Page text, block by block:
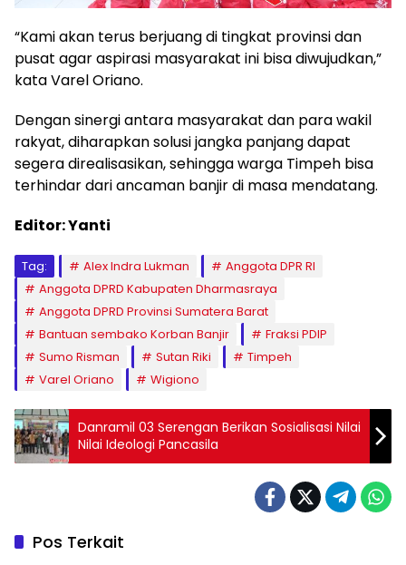
“Kami akan terus berjuang di tingkat provinsi dan
pusat agar aspirasi masyarakat ini bisa diwujudkan,”
kata Varel Oriano.
Dengan sinergi antara masyarakat dan para wakil
rakyat, diharapkan solusi jangka panjang dapat
segera direalisasikan, sehingga warga Timpeh bisa
terhindar dari ancaman banjir di masa mendatang.
Editor: Yanti
Tag: Alex Indra Lukman
Anggota DPR RI
Anggota DPRD Kabupaten Dharmasraya
Anggota DPRD Provinsi Sumatera Barat
Bantuan sembako Korban Banjir
Fraksi PDIP
Sumo Risman
Sutan Riki
Timpeh
Varel Oriano
Wigiono
Danramil 03 Serengan Berikan Sosialisasi Nilai
Nilai Ideologi Pancasila
Pos Terkait